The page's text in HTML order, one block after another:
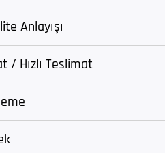
Anlayışı
/ Hızlı Teslimat